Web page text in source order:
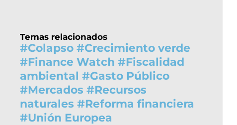
Temas relacionados
#Colapso #Crecimiento verde
#Finance Watch #Fiscalidad
ambiental #Gasto Público
#Mercados #Recursos
naturales #Reforma financiera
#Unión Europea